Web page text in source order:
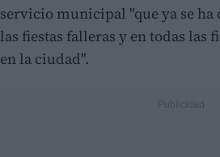
servicio municipal "que ya se
las fiestas falleras y en todas las
en la ciudad".